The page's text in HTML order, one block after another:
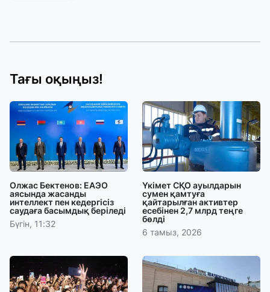
Тағы оқыңыз!
Олжас Бектенов: ЕАЭО
аясында жасанды
интеллект пен кедергісіз
саудаға басымдық беріледі
Бүгін, 11:32
Үкімет СҚО ауылдарын
сумен қамтуға
қайтарылған активтер
есебінен 2,7 млрд теңге
бөлді
6 тамыз, 2026